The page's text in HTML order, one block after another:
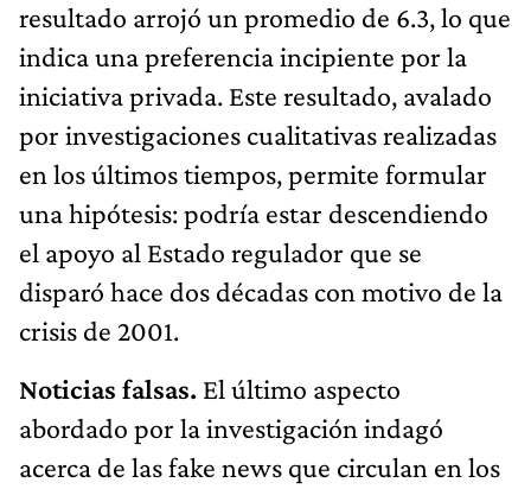
resultado arrojó un promedio de 6.3, lo que
indica una preferencia incipiente por la
iniciativa privada. Este resultado, avalado
por investigaciones cualitativas realizadas
en los últimos tiempos, permite formular
una hipótesis: podría estar descendiendo
el apoyo al Estado regulador que se
disparó hace dos décadas con motivo de la
crisis de 2001.
Noticias falsas. El último aspecto
abordado por la investigación indagó
acerca de las fake news que circulan en los